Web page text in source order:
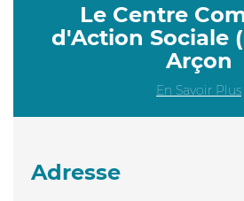
Le Centre
d'Action Sociale
Arçon
En Savoir Plus
Adresse